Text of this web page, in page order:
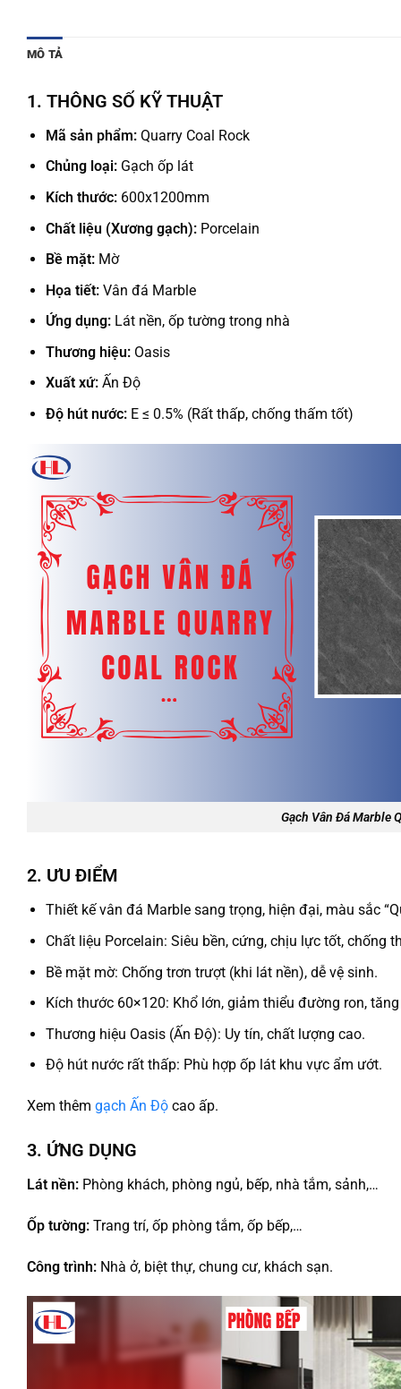
MÔ TẢ
1. THÔNG SỐ KỸ THUẬT
Mã sản phẩm:Quarry Coal Rock
Chủng loại:Gạch ốp lát
Kích thước:600x1200mm
Chất liệu (Xương gạch):Porcelain
Bề mặt:Mờ
Họa tiết:Vân đá Marble
Ứng dụng:Lát nền, ốp tường trong nhà
Thương hiệu:Oasis
Xuất xứ:Ấn Độ
Độ hút nước:E ≤ 0.5% (Rất thấp, chống thấm tốt)
Gạch Vân Đá Marble
2. ƯU ĐIỂM
Thiết kế vân đá Marble sang trọng, hiện đại, màu sắc
Chất liệu Porcelain: Siêu bền, cứng, chịu lực tốt, chống
Bề mặt mờ: Chống trơn trượt (khi lát nền), dễ vệ sinh.
Kích thước 60×120: Khổ lớn, giảm thiểu đường ron,
Thương hiệu Oasis (Ấn Độ): Uy tín, chất lượng cao.
Độ hút nước rất thấp: Phù hợp ốp lát khu vực ẩm ướt.
Xem thêm gạch Ấn Độ cao ấp.
3. ỨNG DỤNG
Lát nền: Phòng khách, phòng ngủ, bếp, nhà tắm, sảnh,…
Ốp tường: Trang trí, ốp phòng tắm, ốp bếp,…
Công trình: Nhà ở, biệt thự, chung cư, khách sạn.